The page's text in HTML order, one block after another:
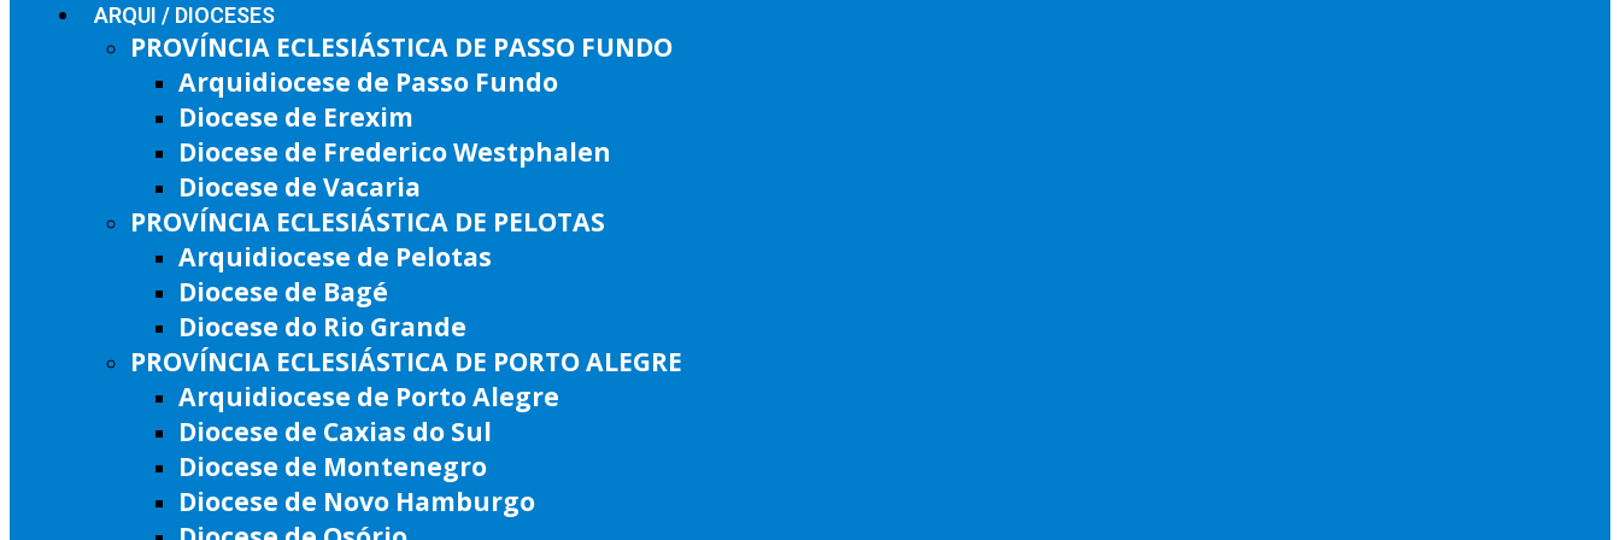
ARQUI / DIOCESES
PROVÍNCIA ECLESIÁSTICA DE PASSO FUNDO
Arquidiocese de Passo Fundo
Diocese de Erexim
Diocese de Frederico Westphalen
Diocese de Vacaria
PROVÍNCIA ECLESIÁSTICA DE PELOTAS
Arquidiocese de Pelotas
Diocese de Bagé
Diocese do Rio Grande
PROVÍNCIA ECLESIÁSTICA DE PORTO ALEGRE
Arquidiocese de Porto Alegre
Diocese de Caxias do Sul
Diocese de Montenegro
Diocese de Novo Hamburgo